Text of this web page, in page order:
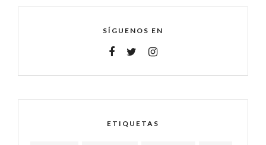
SÍGUENOS EN
ETIQUETAS